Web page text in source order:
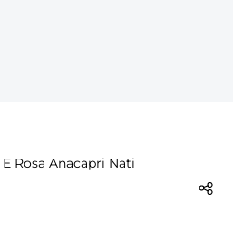
Rosa Anacapri Nati